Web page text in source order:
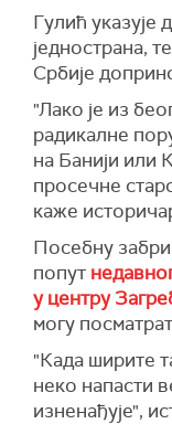
Гулић указује
једнострана,
Србије
"Лако је из
радикалне
на Банији или
просечне
каже
Посебну
попут
у центру
могу
"Када ширите
неко напасти
изненађује",